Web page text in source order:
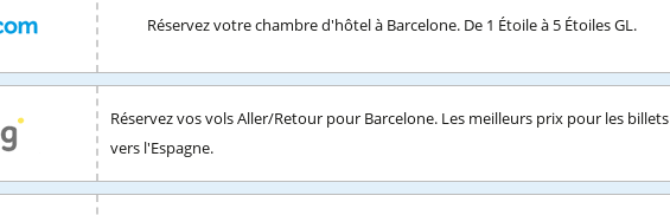
Réservez votre chambre d'hôtel à Barcelone. De 1 Étoile à 5 Étoiles GL.
Réservez vos vols Aller/Retour pour Barcelone. Les meilleurs prix pour les billets
vers l'Espagne.